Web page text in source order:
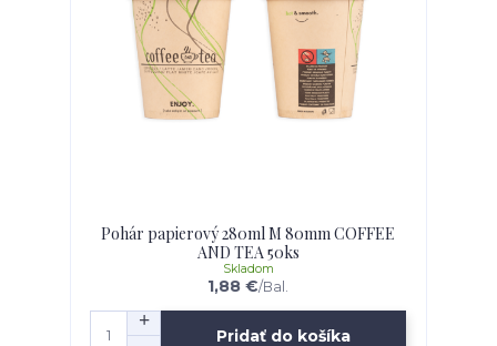
Pohár papierový 280ml M 80mm COFFEE
AND TEA 50ks
1,88 €/Bal.
Skladom
Pridať do košíka